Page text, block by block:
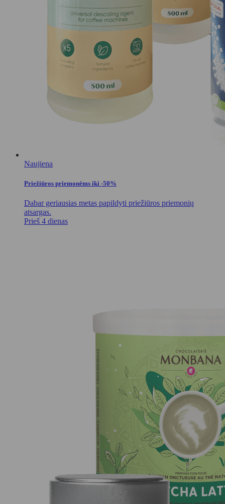
Naujiena
Priežiūros priemonėms iki -50%
Dabar geriausias metas papildyti priežiūros priemonių
atsargas.
Prieš 4 dienas